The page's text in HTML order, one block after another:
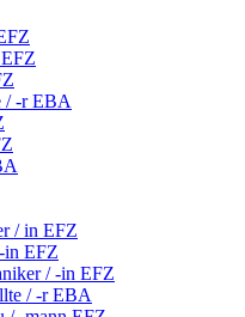
/ -r EBA
/ in EFZ
in EFZ
/ -in EFZ
/ -r EBA